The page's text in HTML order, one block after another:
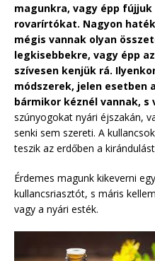
magunkra, vagy épp
rovarírtókat. Nagyon
mégis vannak olyan
legkisebbekre, vagy épp
szívesen kenjük rá.
módszerek, jelen esetben
bármikor kéznél vannak, s
szúnyogokat nyári éjszakán,
senki sem szereti. A
teszik az erdőben a
Érdemes magunk kikeverni
kullancsriasztót, s máris
vagy a nyári esték.